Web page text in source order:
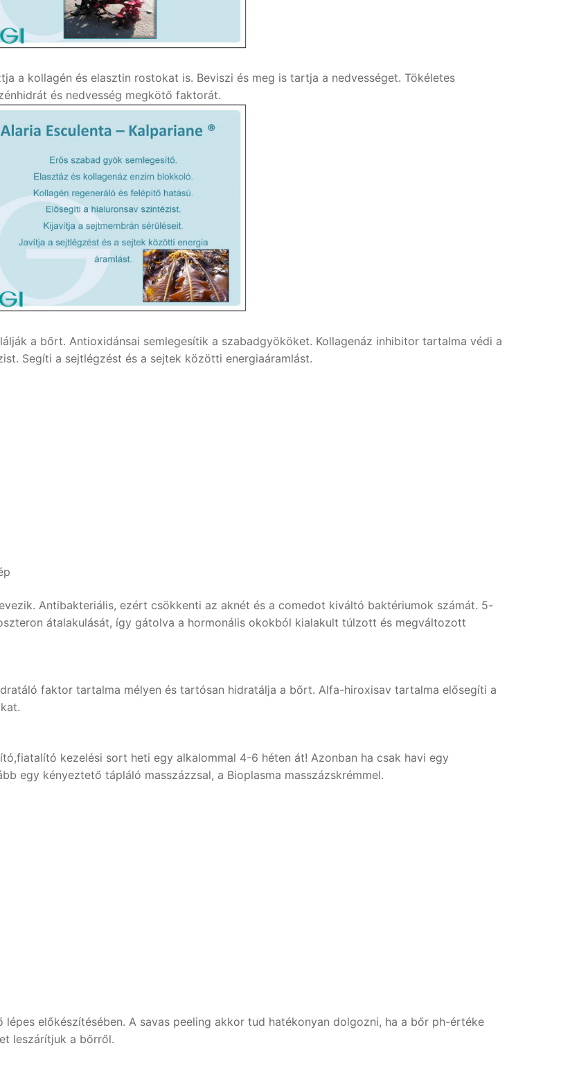
a kollagén és elasztin rostokat is. Beviszi és meg is tartja a nedvességet. Tökéletes
és nedvesség megkötő faktorát.
a bőrt. Antioxidánsai semlegesítik a szabadgyököket. Kollagenáz inhibitor tartalma védi a
Segíti a sejtlégzést és a sejtek közötti energiaáramlást.
Antibakteriális, ezért csökkenti az aknét és a comedot kiváltó baktériumok számát. 5-
átalakulását, így gátolva a hormonális okokból kialakult túlzott és megváltozott
faktor tartalma mélyen és tartósan hidratálja a bőrt. Alfa-hiroxisav tartalma elősegíti a
kezelési sort heti egy alkalommal 4-6 héten át! Azonban ha csak havi egy
egy kényeztető tápláló masszázzsal, a Bioplasma masszázskrémmel.
előkészítésében. A savas peeling akkor tud hatékonyan dolgozni, ha a bőr ph-értéke
leszárítjuk a bőrről.